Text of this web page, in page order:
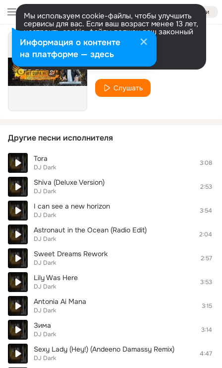
Войти
Мы используем cookie-файлы, чтобы улучшить
сервисы для вас. Если ваш возраст менее 13 лет,
настроить cookie-файлы должен ваш законный
представитель. Больше информации
Разрешить все Настроить
Trance
DJ Dark
Слушать
Другие песни исполнителя
Tora
DJ Dark
3:08
Shiva (Deluxe Version)
DJ Dark
2:53
I can see a new horizon
DJ Dark
3:54
Astronaut in the Ocean (Radio Edit)
DJ Dark
2:04
Sweet Dreams Rework
DJ Dark
2:57
Lily Was Here
DJ Dark
3:53
Antonia Ai Mana
DJ Dark
3:15
Зима
DJ Dark
3:14
Sexy Lady (Hey!) (Andeeno Damassy Remix)
DJ Dark
4:47
Информация о контенте
на платформе — здесь